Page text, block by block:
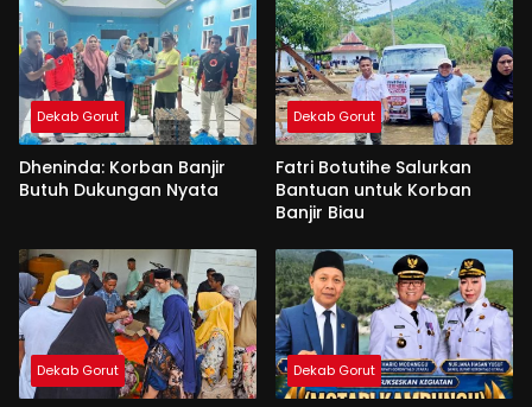
Dekab Gorut
Dheninda: Korban Banjir
Butuh Dukungan Nyata
Dekab Gorut
Fatri Botutihe Salurkan
Bantuan untuk Korban
Banjir Biau
Dekab Gorut Dekab Gorut